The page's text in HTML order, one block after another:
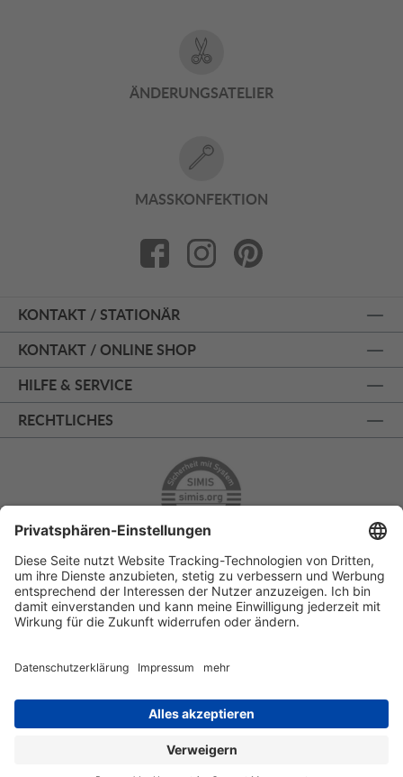
ÄNDERUNGSATELIER
MASSKONFEKTION
KONTAKT / STATIONÄR
KONTAKT / ONLINE SHOP
HILFE & SERVICE
RECHTLICHES
ÜBER 125 JAHRE AM PRINZIPALMARKT
PERSÖNLICHE BERATUNG
KOSTENLOSER RÜCKVERSAND